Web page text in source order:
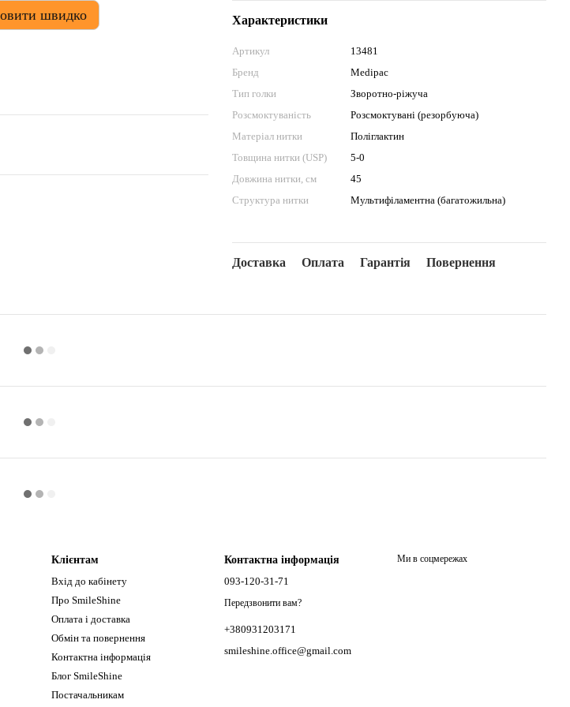
швидко Характеристики
Артикул
13481
Бренд
Medipac
Тип голки
Зворотно-ріжуча
Розсмоктуваність
Розсмоктувані (резорбуюча)
Матеріал нитки
Поліглактин
Товщина нитки (USP)
5-0
Довжина нитки, см
45
Структура нитки
Мультифіламентна (багатожильна)
Доставка Оплата Гарантія Повернення
Клієнтам
Вхід до кабінету
Про SmileShine
Оплата і доставка
Обмін та повернення
Контактна інформація
Блог SmileShine
Постачальникам
Контактна інформація
093-120-31-71
Передзвонити вам?
+380931203171
smileshine.office@gmail.com
Ми в соцмережах